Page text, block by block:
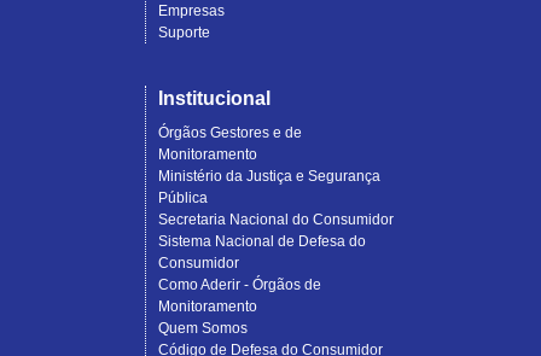
Empresas
Suporte
Institucional
Órgãos Gestores e de
Monitoramento
Ministério da Justiça e Segurança
Pública
Secretaria Nacional do Consumidor
Sistema Nacional de Defesa do
Consumidor
Como Aderir - Órgãos de
Monitoramento
Quem Somos
Código de Defesa do Consumidor